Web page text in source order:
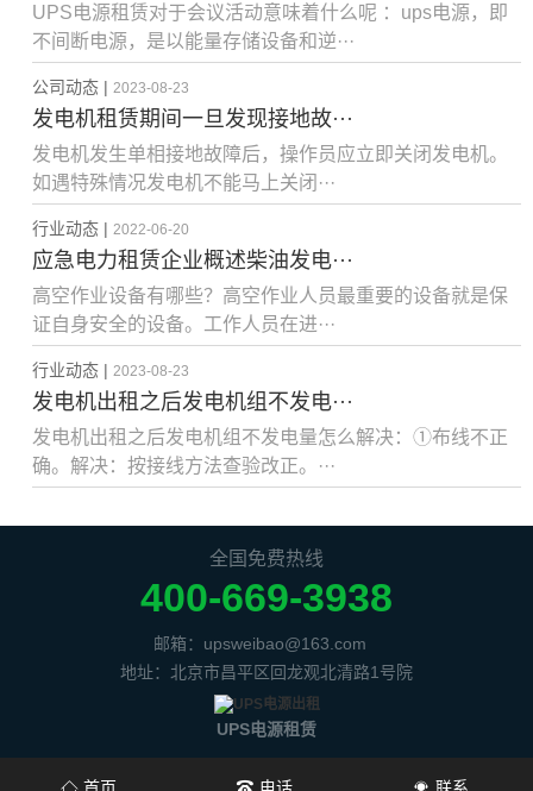
UPS电源租赁对于会议活动意味着什么呢 ：ups电源，即
不间断电源，是以能量存储设备和逆···
公司动态 | 2023-08-23
发电机租赁期间一旦发现接地故···
发电机发生单相接地故障后，操作员应立即关闭发电机。
如遇特殊情况发电机不能马上关闭···
行业动态 | 2022-06-20
应急电力租赁企业概述柴油发电···
高空作业设备有哪些？高空作业人员最重要的设备就是保
证自身安全的设备。工作人员在进···
行业动态 | 2023-08-23
发电机出租之后发电机组不发电···
发电机出租之后发电机组不发电量怎么解决：①布线不正
确。解决：按接线方法查验改正。···
全国免费热线
400-669-3938
邮箱：upsweibao@163.com
地址：北京市昌平区回龙观北清路1号院
UPS电源租赁